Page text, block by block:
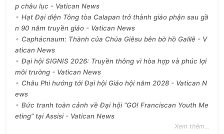
p châu lục - Vatican News
Hạt Đại diện Tông tòa Calapan trở thành giáo phận sau gầ
n 90 năm truyền giáo - Vatican News
Caphácnaum: Thành của Chúa Giêsu bên bờ hồ Galilê - V
atican News
Đại hội SIGNIS 2026: Truyền thông vì hòa hợp và phúc lợi
môi trường - Vatican News
Châu Phi hướng tới Đại hội Giáo hội năm 2028 - Vatican N
ews
Bức tranh toàn cảnh về Đại hội “GO! Franciscan Youth Me
eting” tại Assisi - Vatican News
Xem thêm...